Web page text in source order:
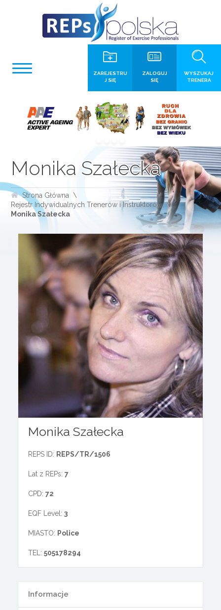
WYSZUKAJ
TRENERA
ZALOGUJ
SIĘ
ZAREJESTRU
J SIĘ
Monika Szałecka
Strona Główna
Rejestr Indywidualnych Trenerów i Instruktorów
Monika Szałecka
Monika Szałecka
REPS ID: REPS/TR/1506
Lat z REPs:7
CPD:72
EQF Level:3
MIASTO: Police
TEL:505178294
Informacje